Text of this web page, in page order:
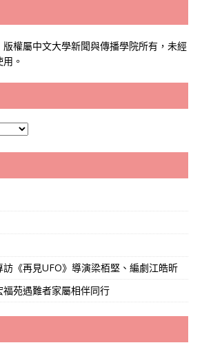
權屬中文大學新聞與傳播學院所有，未經
。
《再見UFO》導演梁栢堅、編劇江皓昕
苑遇難者家屬相伴同行